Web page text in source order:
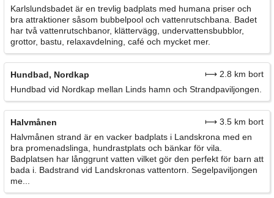
Karlslundsbadet är en trevlig badplats med humana priser och
bra attraktioner såsom bubbelpool och vattenrutschbana. Badet
har två vattenrutschbanor, klättervägg, undervattensbubblor,
grottor, bastu, relaxavdelning, café och mycket mer.
Hundbad, Nordkap
⟼ 2.8 km bort
Hundbad vid Nordkap mellan Linds hamn och Strandpaviljongen.
Halvmånen
⟼ 3.5 km bort
Halvmånen strand är en vacker badplats i Landskrona med en
bra promenadslinga, hundrastplats och bänkar för vila.
Badplatsen har långgrunt vatten vilket gör den perfekt för barn att
bada i. Badstrand vid Landskronas vattentorn. Segelpaviljongen
me...